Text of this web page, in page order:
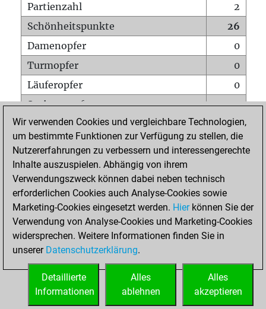
Partienzahl
2
Schönheitspunkte
26
Damenopfer
0
Turmopfer
0
Läuferopfer
0
Springeropfer
1
Bauernopfer
1
Matt auf vollem Brett
0
Bauer setzt Matt
Erstickte Matts
Unterverwandlungen
0
Türme auf der siebten
0
STARTSEITE
Wir verwenden Cookies und vergleichbare Technologien,
um bestimmte Funktionen zur Verfügung zu stellen, die
Nutzererfahrungen zu verbessern und interessengerechte
Inhalte auszuspielen. Abhängig von ihrem
Verwendungszweck können dabei neben technisch
erforderlichen Cookies auch Analyse-Cookies sowie
Marketing-Cookies eingesetzt werden. Hierkönnen Sie der
Verwendung von Analyse-Cookies und Marketing-Cookies
widersprechen. Weitere Informationen finden Sie in
unserer Datenschutzerklärung.
Alles
akzeptieren
Alles
ablehnen
Detaillierte
Informationen